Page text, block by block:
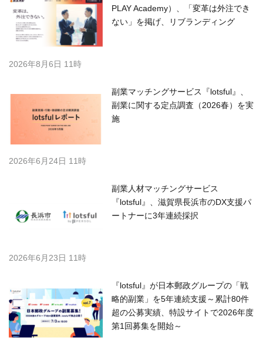
PLAY Academy）、「変革は外注でき
ない」を掲げ、リブランディング
2026年8月6日 11時
副業マッチングサービス『lotsful』、
副業に関する定点調査（2026春）を実
施
2026年6月24日 11時
副業人材マッチングサービス
『lotsful』、滋賀県長浜市のDX支援パ
ートナーに3年連続採択
2026年6月23日 11時
『lotsful』が日本郵政グループの「戦
略的副業」を5年連続支援～累計80件
超の公募実績、特設サイトで2026年度
第1回募集を開始～